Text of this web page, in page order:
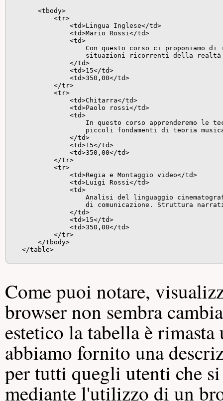
        <tbody>
            <tr>
                <td>Lingua Inglese</td>
                <td>Mario Rossi</td>
                <td>
Con questo corso ci proponiamo
situazioni ricorrenti della
                </td>
                <td>15</td>
                <td>350,00</td>
            </tr>
            <tr>
                <td>Chitarra</td>
                <td>Paolo rossi</td>
                <td>
In questo corso apprenderemo le
piccoli fondamenti di teoria
                </td>
                <td>15</td>
                <td>350,00</td>
            </tr>
            <tr>
                <td>Regia e Montaggio video</td>
                <td>Luigi Rossi</td>
                <td>
Analisi del linguaggio
di comunicazione. Struttura
                </td>
                <td>15</td>
                <td>350,00</td>
            </tr>
        </tbody>
    </table>
Come puoi notare,
browser non sembra
estetico la tabella è
abbiamo fornito una
per tutti quegli utenti che
mediante l'utilizzo di un